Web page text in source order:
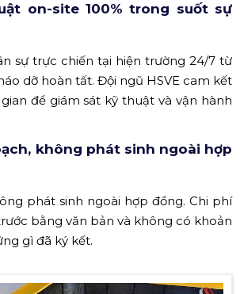
on-site 100% trong suốt sự
sự trực chiến tại hiện trường 24/7 từ
dỡ hoàn tất. Đội ngũ HSVE cam kết
để giám sát kỹ thuật và vận hành
không phát sinh ngoài hợp
phát sinh ngoài hợp đồng. Chi phí
bằng văn bản và không có khoản
gì đã ký kết.